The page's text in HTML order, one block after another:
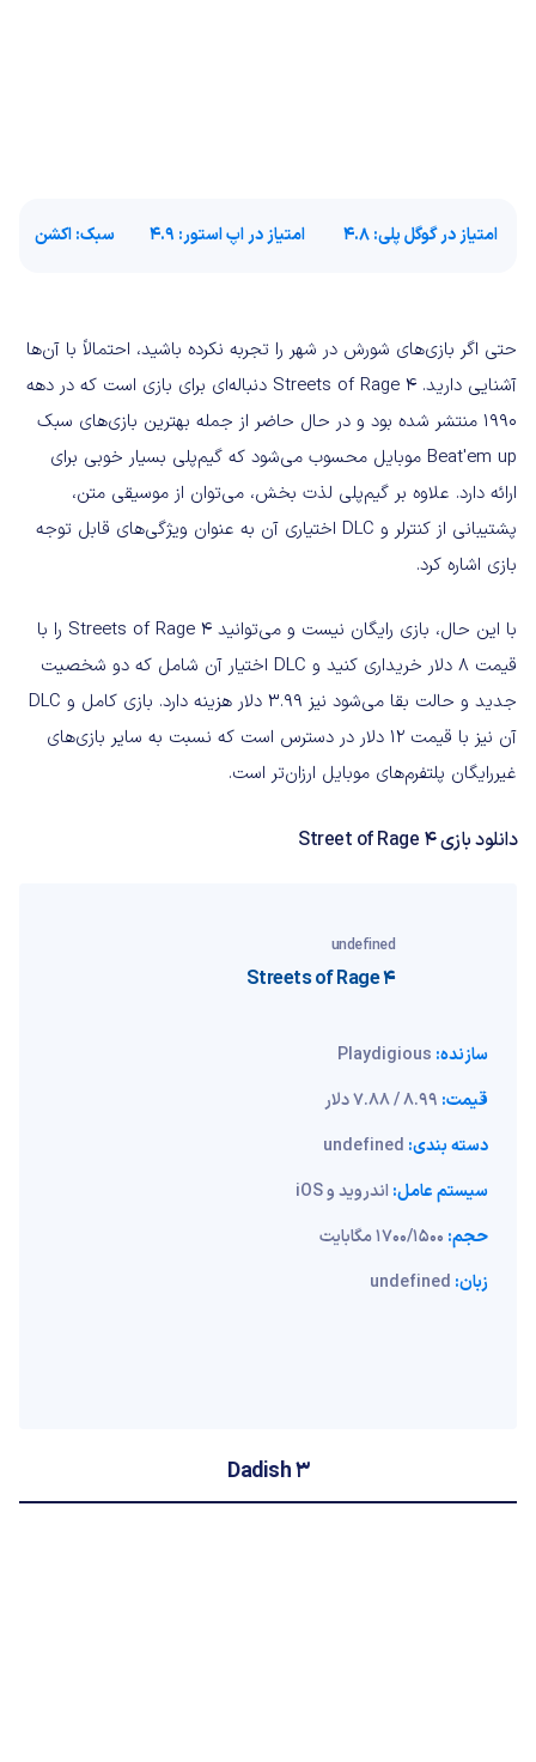
امتیاز در گوگل پلی: 4.8 امتیاز در اپ استور: سبک: اکشن
حتی اگر بازی‌های شورش در شهر را تجربه نکرده باشید، احتمالاً با آن‌ها
آشنایی دارید. Streets of Rage 4 دنباله‌ای برای بازی است که در دهه
1990 منتشر شده بود و در حال حاضر از جمله بهترین بازی‌های سبک
Beat'em up موبایل محسوب می‌شود که گیم‌پلی بسیار خوبی برای
ارائه دارد. علاوه بر گیم‌پلی لذت بخش، می‌توان از موسیقی متن،
پشتیبانی از کنترلر و DLC اختیاری آن به عنوان ویژگی‌های قابل توجه
بازی اشاره کرد.
با این حال، بازی رایگان نیست و می‌توانید Streets of Rage 4 را با
قیمت 8 دلار خریداری کنید و DLC اختیار آن شامل که دو شخصیت
جدید و حالت بقا می‌شود نیز 3.99 دلار هزینه دارد. بازی کامل و DLC
آن نیز با قیمت 12 دلار در دسترس است که نسبت به سایر بازی‌های
غیررایگان پلتفرم‌های موبایل ارزان‌تر است.
دانلود بازی Street of Rage 4
undefined
Streets of Rage 4
سازنده:
قیمت:
دسته بندی:
سیستم عامل: اندروید و iOS
حجم:
زبان:
Dadish 3